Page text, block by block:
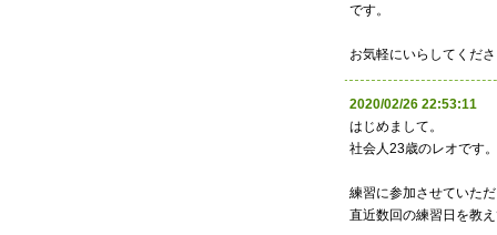
です。
お気軽にいらしてくだ
2020/02/26
はじめまして。
社会人23歳のレオです。
練習に参加させていた
直近数回の練習日を教